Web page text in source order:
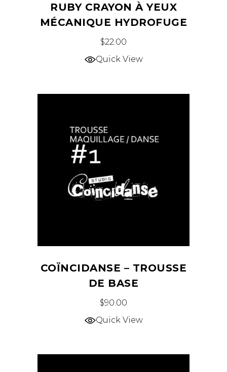
RUBY CRAYON À YEUX
MÉCANIQUE HYDROFUGE
$22.00
Quick View
COÏNCIDANSE – TROUSSE
DE BASE
$90.00
Quick View